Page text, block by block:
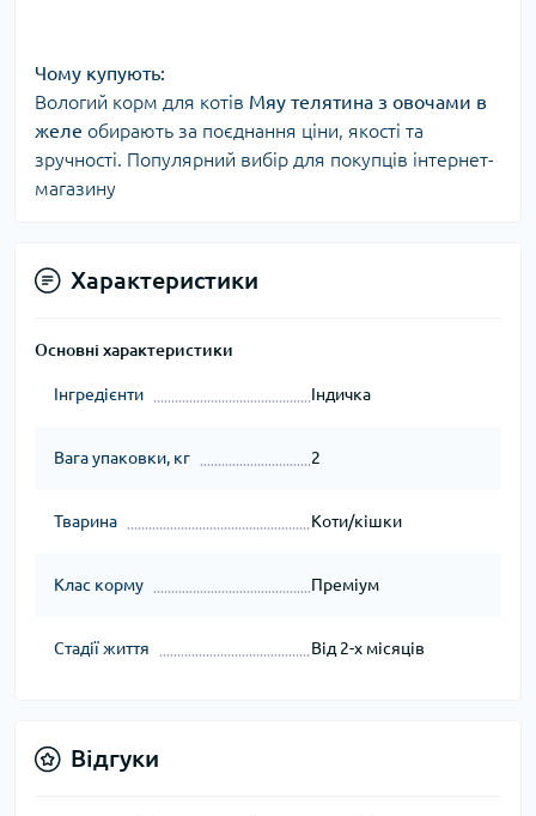
Чому купують:
Вологий корм для котів Мяу телятина з овочами в
желе обирають за поєднання ціни, якості та
зручності. Популярний вибір для покупців інтернет-
магазину
Характеристики
Основні характеристики
Інгредієнти Індичка
Вага упаковки, кг 2
Тварина Коти/кішки
Клас корму Преміум
Стадії життя Від 2-х місяців
Відгуки